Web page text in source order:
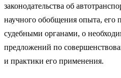
законодательства об
научного обобщения опыта, его
судебными органами, о
предложений по
и практики его применения.